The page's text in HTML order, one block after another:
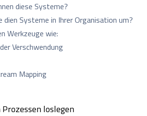
diese Systeme?
dien Systeme in Ihrer Organisation um?
Werkzeuge wie:
Verschwendung
Mapping
loslegen